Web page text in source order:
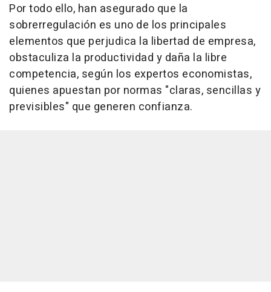
Por todo ello, han asegurado que la
sobrerregulación es uno de los principales
elementos que perjudica la libertad de empresa,
obstaculiza la productividad y daña la libre
competencia, según los expertos economistas,
quienes apuestan por normas "claras, sencillas y
previsibles" que generen confianza.